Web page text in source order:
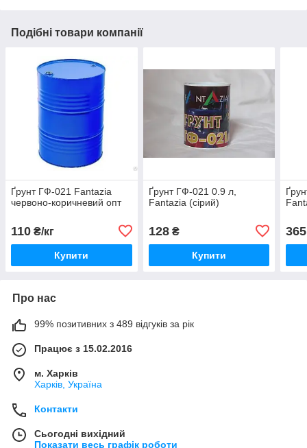
Подібні товари компанії
Ґрунт ГФ-021 Fantazia
червоно-коричневий опт
110 ₴/кг
Купити
Ґрунт ГФ-021 0.9 л,
Fantazia (сірий)
128₴
Купити
365
Про нас
99% позитивних з 489 відгуків за рік
Працює з 15.02.2016
м. Харків
Харків, Україна
Контакти
Сьогодні вихідний
Показати весь графік роботи